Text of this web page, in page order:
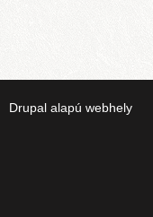
Drupal alapú webhely